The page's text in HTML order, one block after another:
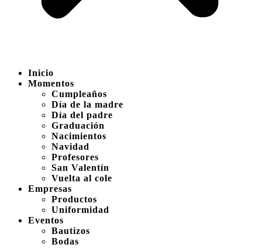
Inicio
Momentos
Cumpleaños
Día de la madre
Día del padre
Graduación
Nacimientos
Navidad
Profesores
San Valentín
Vuelta al cole
Empresas
Productos
Uniformidad
Eventos
Bautizos
Bodas